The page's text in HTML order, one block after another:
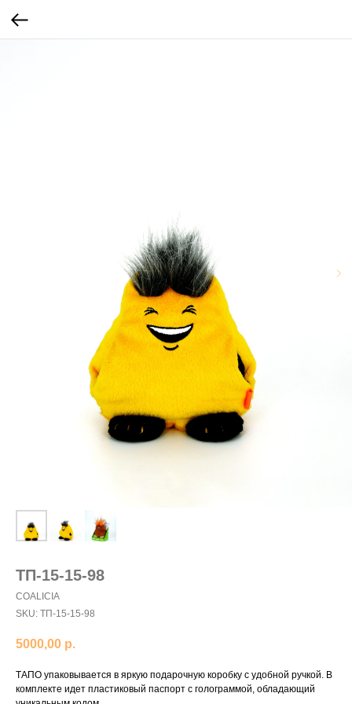
ТП-15-15-98
COALICIA
SKU: ТП-15-15-98
5000,00 р.
ТАПО упаковывается в яркую подарочную коробку с удобной ручкой. В
комплекте идет пластиковый паспорт с голограммой, обладающий